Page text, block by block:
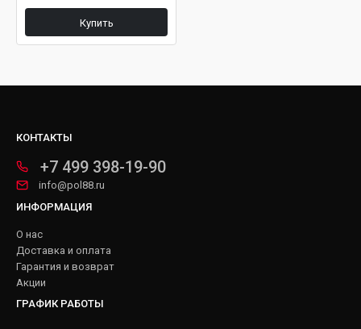
Купить
КОНТАКТЫ
+7 499 398-19-90
info@pol88.ru
ИНФОРМАЦИЯ
О нас
Доставка и оплата
Гарантия и возврат
Акции
ГРАФИК РАБОТЫ